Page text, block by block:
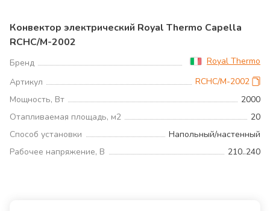
Конвектор электрический Royal Thermo Capella
RCHC/M-2002
Бренд
Royal Thermo
Артикул
RCHC/M-2002
Мощность, Вт
2000
Отапливаемая площадь, м2
20
Способ установки
Напольный/настенный
Рабочее напряжение, В
210..240